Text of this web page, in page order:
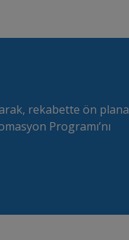
rekabette ön plana
Programı’nı